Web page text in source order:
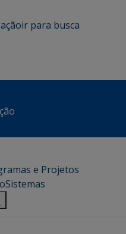
ir para busca
e Projetos
Sistemas